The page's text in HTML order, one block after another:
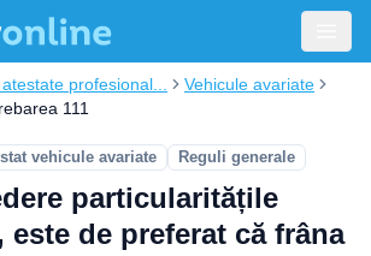
profesional...
Vehicule avariate
111
vehicule avariate Reguli generale
particularitățile
de preferat că frâna